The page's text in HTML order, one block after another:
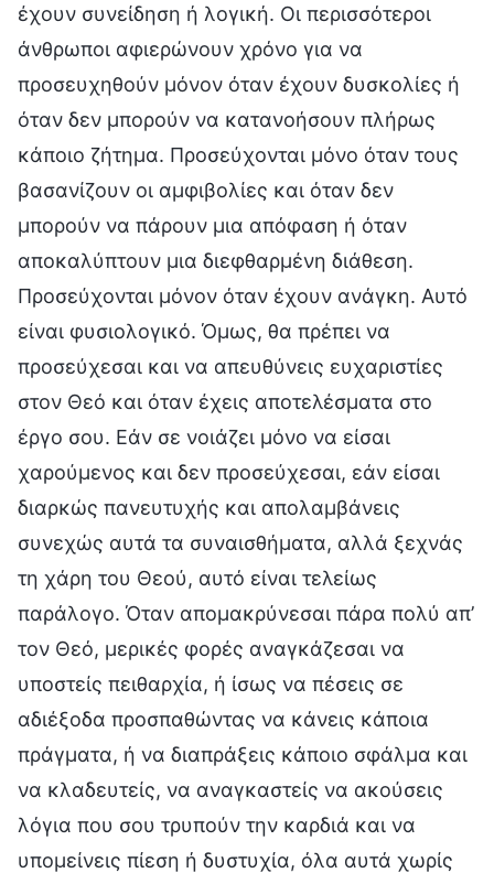
έχουν συνείδηση ή λογική. Οι περισσότεροι
άνθρωποι αφιερώνουν χρόνο για να
προσευχηθούν μόνον όταν έχουν δυσκολίες ή
όταν δεν μπορούν να κατανοήσουν πλήρως
κάποιο ζήτημα. Προσεύχονται μόνο όταν τους
βασανίζουν οι αμφιβολίες και όταν δεν
μπορούν να πάρουν μια απόφαση ή όταν
αποκαλύπτουν μια διεφθαρμένη διάθεση.
Προσεύχονται μόνον όταν έχουν ανάγκη. Αυτό
είναι φυσιολογικό. Όμως, θα πρέπει να
προσεύχεσαι και να απευθύνεις ευχαριστίες
στον Θεό και όταν έχεις αποτελέσματα στο
έργο σου. Εάν σε νοιάζει μόνο να είσαι
χαρούμενος και δεν προσεύχεσαι, εάν είσαι
διαρκώς πανευτυχής και απολαμβάνεις
συνεχώς αυτά τα συναισθήματα, αλλά ξεχνάς
τη χάρη του Θεού, αυτό είναι τελείως
παράλογο. Όταν απομακρύνεσαι πάρα πολύ απ’
τον Θεό, μερικές φορές αναγκάζεσαι να
υποστείς πειθαρχία, ή ίσως να πέσεις σε
αδιέξοδα προσπαθώντας να κάνεις κάποια
πράγματα, ή να διαπράξεις κάποιο σφάλμα και
να κλαδευτείς, να αναγκαστείς να ακούσεις
λόγια που σου τρυπούν την καρδιά και να
υπομείνεις πίεση ή δυστυχία, όλα αυτά χωρίς